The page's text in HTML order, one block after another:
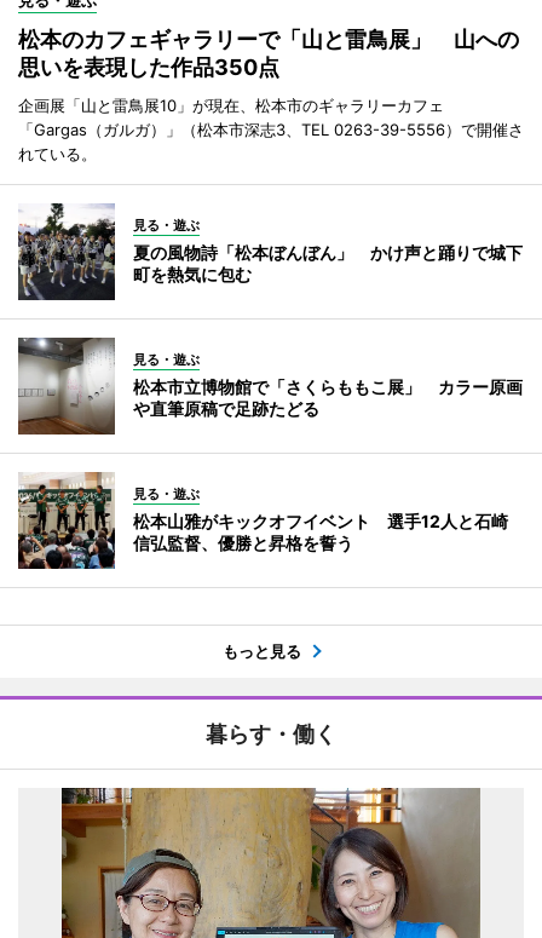
松本のカフェギャラリーで「山と雷鳥展」 山への
思いを表現した作品350点
企画展「山と雷鳥展10」が現在、松本市のギャラリーカフェ
「Gargas（ガルガ）」（松本市深志3、TEL 0263-39-5556）で開催さ
れている。
見る・遊ぶ
夏の風物詩「松本ぼんぼん」 かけ声と踊りで城下
町を熱気に包む
見る・遊ぶ
松本市立博物館で「さくらももこ展」 カラー原画
や直筆原稿で足跡たどる
見る・遊ぶ
松本山雅がキックオフイベント 選手12人と石崎
信弘監督、優勝と昇格を誓う
もっと見る
暮らす・働く